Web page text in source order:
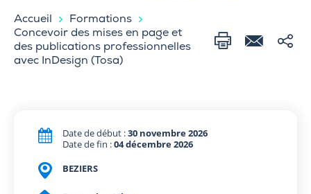
Accueil
Formations
Concevoir des mises en page et
des publications professionnelles
avec InDesign (Tosa)
Date de début :30 novembre 2026
Date de fin :04 décembre 2026
BEZIERS